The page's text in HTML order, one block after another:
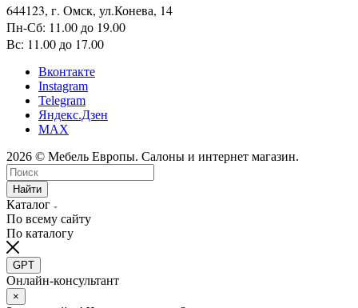
644123, г. Омск, ул.Конева, 14
Пн-Сб: 11.00 до 19.00
Вс: 11.00 до 17.00
Вконтакте
Instagram
Telegram
Яндекс.Дзен
MAX
2026 © Мебель Европы. Салоны и интернет магазин.
Найти
Каталог
По всему сайту
По каталогу
GPT
Онлайн-консультант
×